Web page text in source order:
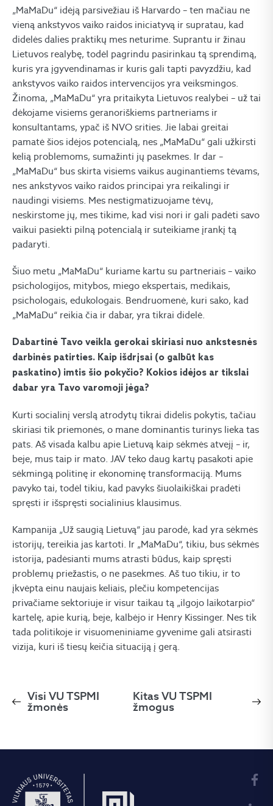
„MaMaDu“ idėją parsivežiau iš Harvardo – ten mačiau ne
vieną ankstyvos vaiko raidos iniciatyvą ir supratau, kad
didelės dalies praktikų mes neturime. Suprantu ir žinau
Lietuvos realybę, todėl pagrindu pasirinkau tą sprendimą,
kuris yra įgyvendinamas ir kuris gali tapti pavyzdžiu, kad
ankstyvos vaiko raidos intervencijos yra veiksmingos.
Žinoma, „MaMaDu“ yra pritaikyta Lietuvos realybei – už tai
dėkojame visiems geranoriškiems partneriams ir
konsultantams, ypač iš NVO srities. Jie labai greitai
pamatė šios idėjos potencialą, nes „MaMaDu“ gali užkirsti
kelią problemoms, sumažinti jų pasekmes. Ir dar –
„MaMaDu“ bus skirta visiems vaikus auginantiems tėvams,
nes ankstyvos vaiko raidos principai yra reikalingi ir
naudingi visiems. Mes nestigmatizuojame tėvų,
neskirstome jų, mes tikime, kad visi nori ir gali padėti savo
vaikui pasiekti pilną potencialą ir suteikiame įrankį tą
padaryti.
Šiuo metu „MaMaDu“ kuriame kartu su partneriais – vaiko
psichologijos, mitybos, miego ekspertais, medikais,
psichologais, edukologais. Bendruomenė, kuri sako, kad
„MaMaDu“ reikia čia ir dabar, yra tikrai didelė.
Dabartinė Tavo veikla gerokai skiriasi nuo ankstesnės
darbinės patirties. Kaip išdrįsai (o galbūt kas
paskatino) imtis šio pokyčio? Kokios idėjos ar tikslai
dabar yra Tavo varomoji jėga?
Kurti socialinį verslą atrodytų tikrai didelis pokytis, tačiau
skiriasi tik priemonės, o mane dominantis turinys lieka tas
pats. Aš visada kalbu apie Lietuvą kaip sėkmės atvejį – ir,
beje, mus taip ir mato. JAV teko daug kartų pasakoti apie
sėkmingą politinę ir ekonominę transformaciją. Mums
pavyko tai, todėl tikiu, kad pavyks šiuolaikiškai pradėti
spręsti ir išspręsti socialinius klausimus.
Kampanija „Už saugią Lietuvą“ jau parodė, kad yra sėkmės
istorijų, tereikia jas kartoti. Ir „MaMaDu“, tikiu, bus sėkmės
istorija, padėsianti mums atrasti būdus, kaip spręsti
problemų priežastis, o ne pasekmes. Aš tuo tikiu, ir to
įkvėpta einu naujais keliais, plečiu kompetencijas
privačiame sektoriuje ir visur taikau tą „ilgojo laikotarpio“
kartelę, apie kurią, beje, kalbėjo ir Henry Kissinger. Nes tik
tada politikoje ir visuomeniniame gyvenime gali atsirasti
vizija, kuri iš tiesų keičia situaciją į gerą.
Visi VU TSPMI
žmonės
Kitas VU TSPMI
žmogus